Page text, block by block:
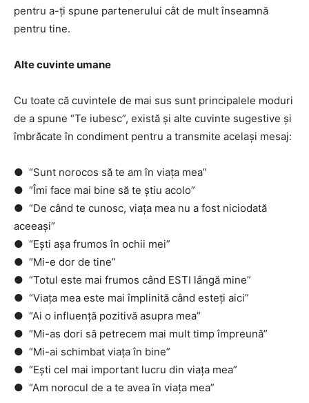
pentru a-ți spune partenerului cât de mult înseamnă
pentru tine.
Alte cuvinte umane
Cu toate că cuvintele de mai sus sunt principalele moduri
de a spune “Te iubesc”, există și alte cuvinte sugestive și
îmbrăcate în condiment pentru a transmite același mesaj:
● “Sunt norocos să te am în viața mea”
● “Îmi face mai bine să te știu acolo”
● “De când te cunosc, viața mea nu a fost niciodată
aceeași”
● “Ești așa frumos în ochii mei”
● “Mi-e dor de tine”
● “Totul este mai frumos când ESTI lângă mine”
● “Viața mea este mai împlinită când esteți aici”
● “Ai o influență pozitivă asupra mea”
● “Mi-as dori să petrecem mai mult timp împreună”
● “Mi-ai schimbat viața în bine”
● “Ești cel mai important lucru din viața mea”
● “Am norocul de a te avea în viața mea”